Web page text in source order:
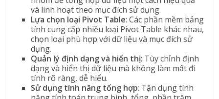
và linh hoạt theo mục đích sử dụng.
Lựa chọn loại Pivot Table: Các phần mềm bảng
tính cung cấp nhiều loại Pivot Table khác nhau,
chọn loại phù hợp với dữ liệu và mục đích sử
dụng.
Quản lý định dạng và hiển thị: Tùy chỉnh định
dạng và hiển thị dữ liệu mà không làm mất đi
tính rõ ràng, dễ hiểu.
Sử dụng tính năng tổng hợp: Tận dụng tính